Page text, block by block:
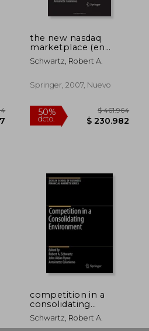
dcto. $
the new nasdaq
marketplace (en
Inglés)
Schwartz, Robert A.
Springer, 2007, Nuevo
competition in a
consolidating
environment (en
Inglés)
Schwartz, Robert A.